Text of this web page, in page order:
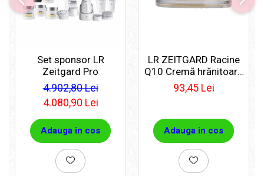
Set sponsor LR
Zeitgard Pro
4.902,80 Lei
4.080,90 Lei
Adauga in cos
LR ZEITGARD Racine
Q10 Cremă hrănitoare
de noapte
93,45 Lei
Adauga in cos